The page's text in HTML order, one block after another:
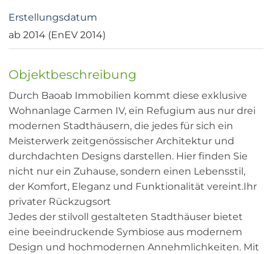
Erstellungsdatum
ab 2014 (EnEV 2014)
Objektbeschreibung
Durch Baoab Immobilien kommt diese exklusive
Wohnanlage Carmen IV, ein Refugium aus nur drei
modernen Stadthäusern, die jedes für sich ein
Meisterwerk zeitgenössischer Architektur und
durchdachten Designs darstellen. Hier finden Sie
nicht nur ein Zuhause, sondern einen Lebensstil,
der Komfort, Eleganz und Funktionalität vereint.Ihr
privater Rückzugsort
Jedes der stilvoll gestalteten Stadthäuser bietet
eine beeindruckende Symbiose aus modernem
Design und hochmodernen Annehmlichkeiten. Mit